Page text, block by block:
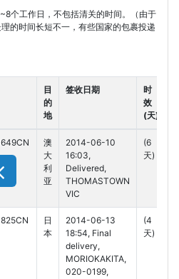
个工作日，不包括清关的时间。（由于
的时间长短不一，有些国家的包裹投递
目
的
地
签收日期
时
效
(天)
澳
大
利
亚
2014-06-10
16:03,
Delivered,
THOMASTOWN
VIC
(6
天)
日
本
2014-06-13
18:54, Final
delivery,
MORIOKAKITA,
020-0199,
(4
天)